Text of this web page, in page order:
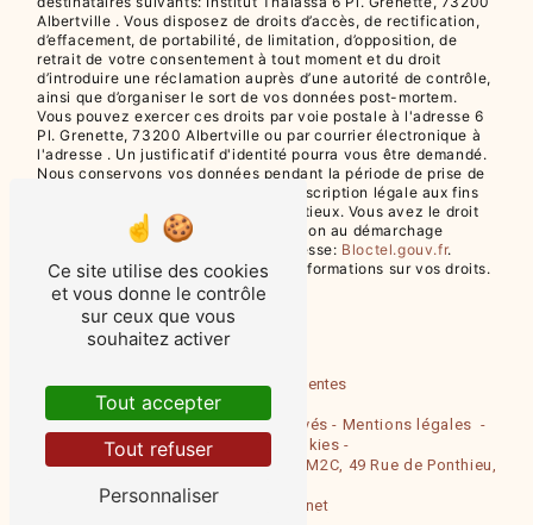
Albertville . Vous disposez de droits d’accès, de rectification,
d’effacement, de portabilité, de limitation, d’opposition, de
retrait de votre consentement à tout moment et du droit
d’introduire une réclamation auprès d’une autorité de contrôle,
ainsi que d’organiser le sort de vos données post-mortem.
Vous pouvez exercer ces droits par voie postale à l'adresse 6
Pl. Grenette, 73200 Albertville ou par courrier électronique à
l'adresse . Un justificatif d'identité pourra vous être demandé.
Nous conservons vos données pendant la période de prise de
contact puis pendant la durée de prescription légale aux fins
probatoires et de gestion des contentieux. Vous avez le droit
de vous inscrire sur la liste d'opposition au démarchage
téléphonique, disponible à cette adresse: Bloctel.gouv.fr.
Consultez le site cnil.fr pour plus d’informations sur vos droits.
Recherches fréquentes
©Vistalid- 2026 - Tous droits réservés - Mentions légales -
Gestion des cookies -
Entreprise adhérente à la médiation CM2C, 49 Rue de Ponthieu,
75008 Paris,
cm2c@cm2c.net
Ce site utilise des cookies
et vous donne le contrôle
sur ceux que vous
souhaitez activer
Tout accepter
Tout refuser
Personnaliser